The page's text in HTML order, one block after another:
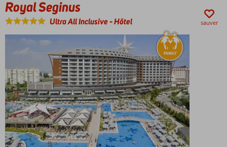
Royal Seginus
Ultra All Inclusive-Hôtel sauver